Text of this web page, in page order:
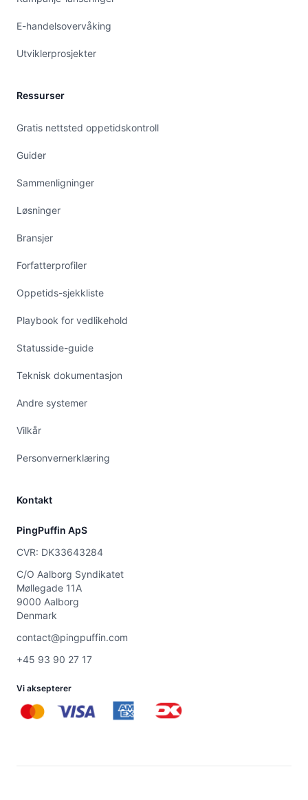
E-handelsovervåking
Utviklerprosjekter
Ressurser
Gratis nettsted oppetidskontroll
Guider
Sammenligninger
Løsninger
Bransjer
Forfatterprofiler
Oppetids-sjekkliste
Playbook for vedlikehold
Statusside-guide
Teknisk dokumentasjon
Andre systemer
Vilkår
Personvernerklæring
Kontakt
PingPuffin ApS
CVR: DK33643284
C/O Aalborg Syndikatet
Møllegade 11A
9000 Aalborg
Denmark
contact@pingpuffin.com
+45 93 90 27 17
Vi aksepterer